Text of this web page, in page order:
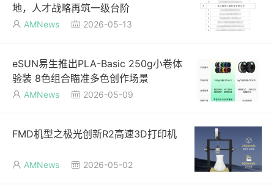
地，人才战略再筑一级台阶
 AMNews  2026-05-13
eSUN易生推出PLA-Basic 250g小卷体
验装 8色组合瞄准多色创作场景
 AMNews  2026-05-09
FMD机型之极光创新R2高速3D打印机
 AMNews  2026-05-02